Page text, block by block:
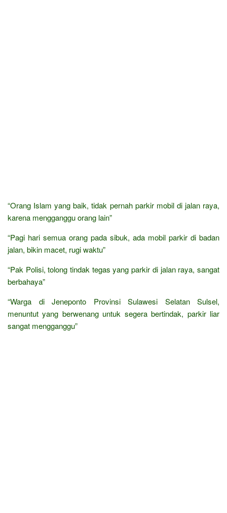
“Orang Islam yang baik, tidak pernah parkir mobil di jalan raya,
karena mengganggu orang lain”
“Pagi hari semua orang pada sibuk, ada mobil parkir di badan
jalan, bikin macet, rugi waktu”
“Pak Polisi, tolong tindak tegas yang parkir di jalan raya, sangat
berbahaya”
“Warga di Jeneponto Provinsi Sulawesi Selatan Sulsel,
menuntut yang berwenang untuk segera bertindak, parkir liar
sangat mengganggu”